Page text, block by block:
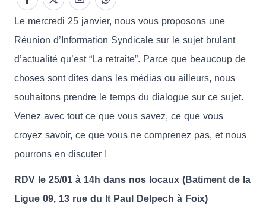
Le mercredi 25 janvier, nous vous proposons une
Réunion d’Information Syndicale sur le sujet brulant
d’actualité qu’est “La retraite”. Parce que beaucoup de
choses sont dites dans les médias ou ailleurs, nous
souhaitons prendre le temps du dialogue sur ce sujet.
Venez avec tout ce que vous savez, ce que vous
croyez savoir, ce que vous ne comprenez pas, et nous
pourrons en discuter !
RDV le 25/01 à 14h dans nos locaux (Batiment de la
Ligue 09, 13 rue du lt Paul Delpech à Foix)